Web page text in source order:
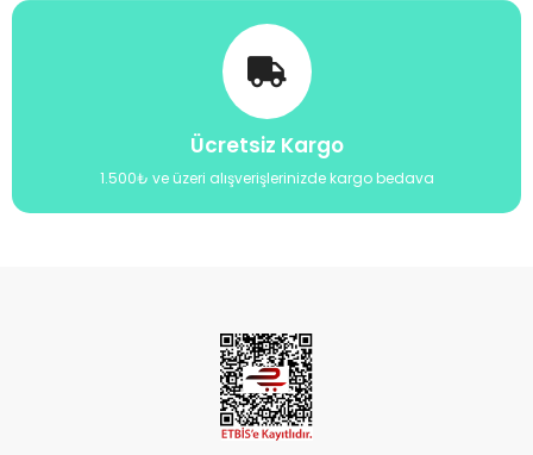
Ücretsiz Kargo
1.500₺ ve üzeri alışverişlerinizde kargo bedava